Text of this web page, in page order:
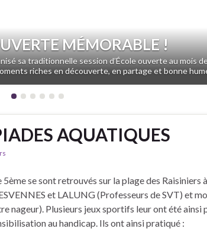
MÉMORABLE !
sa traditionnelle session d’École ouverte au mois
riches en découverte, en partage et bonne
AQUATIQUES
se sont retrouvés sur la plage des Raisiniers
et LALUNG (Professeurs de SVT) et
nageur). Plusieurs jeux sportifs leur ont été ainsi
au handicap. Ils ont ainsi pratiqué :